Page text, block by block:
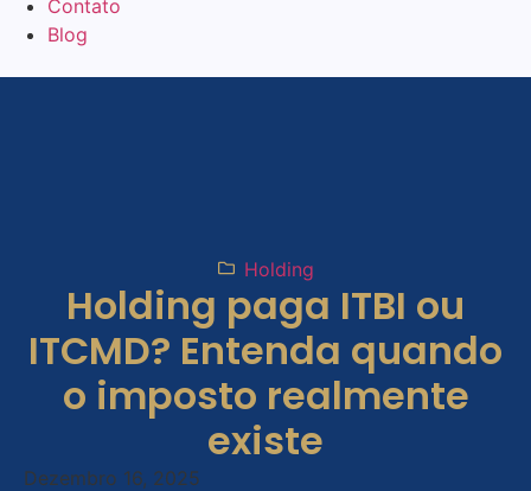
Contato
Blog
Holding
Holding paga ITBI ou
ITCMD? Entenda quando
o imposto realmente
existe
Dezembro 16, 2025